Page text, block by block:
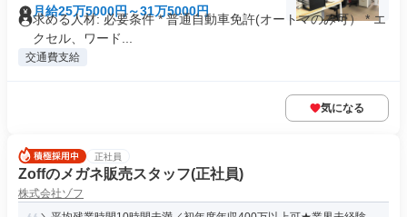
月給25万5000円～31万5000円
求める人材: 必要条件 * 普通自動車免許(オートマのみ可） * エ
クセル、ワード...
交通費支給
気になる
正社員
Zoffのメガネ販売スタッフ(正社員)
株式会社ゾフ